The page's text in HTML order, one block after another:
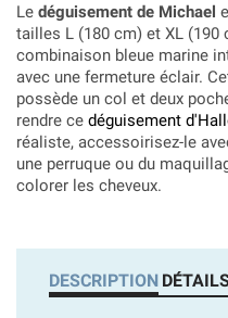
Le déguisement de Michael
tailles L (180 cm) et XL
combinaison bleue marine
avec une fermeture éclair.
possède un col et deux
rendre ce déguisement
réaliste, accessoirisez-le
une perruque ou du
colorer les cheveux.
DESCRIPTION